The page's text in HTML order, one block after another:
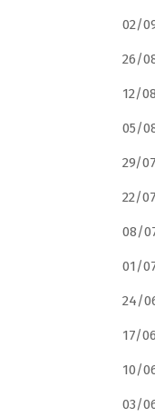
02/
26/
12/
05/
29/
22/
08/
01/
24/
17/
10/
03/